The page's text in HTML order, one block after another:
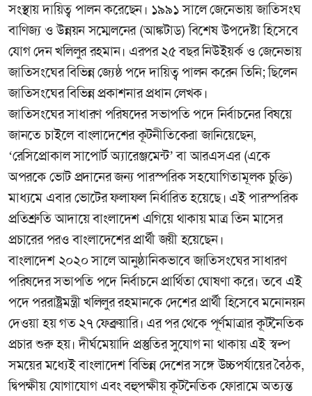
সংস্থায় দায়িত্ব পালন করেছেন। ১৯৯১ সালে জেনেভায় জাতিসংঘ
বাণিজ্য ও উন্নয়ন সম্মেলনের (আঙ্কটাড) বিশেষ উপদেষ্টা হিসেবে
যোগ দেন খলিলুর রহমান। এরপর ২৫ বছর নিউইয়র্ক ও জেনেভায়
জাতিসংঘের বিভিন্ন জ্যেষ্ঠ পদে দায়িত্ব পালন করেন তিনি; ছিলেন
জাতিসংঘের বিভিন্ন প্রকাশনার প্রধান লেখক।
জাতিসংঘের সাধারণ পরিষদের সভাপতি পদে নির্বাচনের বিষয়ে
জানতে চাইলে বাংলাদেশের কূটনীতিকেরা জানিয়েছেন,
‘রেসিপ্রোকাল সাপোর্ট অ্যারেঞ্জমেন্ট’ বা আরএসএর (একে
অপরকে ভোট প্রদানের জন্য পারস্পরিক সহযোগিতামূলক চুক্তি)
মাধ্যমে এবার ভোটের ফলাফল নির্ধারিত হয়েছে। এই পারস্পরিক
প্রতিশ্রুতি আদায়ে বাংলাদেশ এগিয়ে থাকায় মাত্র তিন মাসের
প্রচারের পরও বাংলাদেশের প্রার্থী জয়ী হয়েছেন।
বাংলাদেশ ২০২০ সালে আনুষ্ঠানিকভাবে জাতিসংঘের সাধারণ
পরিষদের সভাপতি পদে নির্বাচনে প্রার্থিতা ঘোষণা করে। তবে এই
পদে পররাষ্ট্রমন্ত্রী খলিলুর রহমানকে দেশের প্রার্থী হিসেবে মনোনয়ন
দেওয়া হয় গত ২৭ ফেব্রুয়ারি। এর পর থেকে পূর্ণমাত্রার কূটনৈতিক
প্রচার শুরু হয়। দীর্ঘমেয়াদি প্রস্তুতির সুযোগ না থাকায় এই স্বল্প
সময়ের মধ্যেই বাংলাদেশ বিভিন্ন দেশের সঙ্গে উচ্চপর্যায়ের বৈঠক,
দ্বিপক্ষীয় যোগাযোগ এবং বহুপক্ষীয় কূটনৈতিক ফোরামে অত্যন্ত